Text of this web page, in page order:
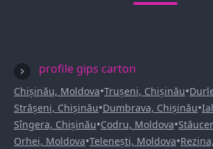
profile gips carton
Chișinău, Moldova•Trușeni, Chișinău•
Strășeni, Chișinău•Dumbrava, Chișinău•
Sîngera, Chișinău•Codru, Moldova•
Orhei, Moldova•Telenești, Moldova•